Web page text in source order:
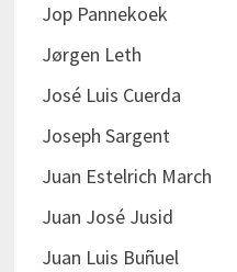
Jop Pannekoek
Jørgen Leth
José Luis Cuerda
Joseph Sargent
Juan Estelrich March
Juan José Jusid
Juan Luis Buñuel